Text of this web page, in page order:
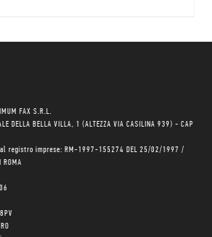
FAX S.R.L.
DELLA BELLA VILLA, 1 (ALTEZZA VIA CASILINA 939) - CAP
al registro imprese: RM-1997-155274 DEL 25/02/1997 /
ROMA